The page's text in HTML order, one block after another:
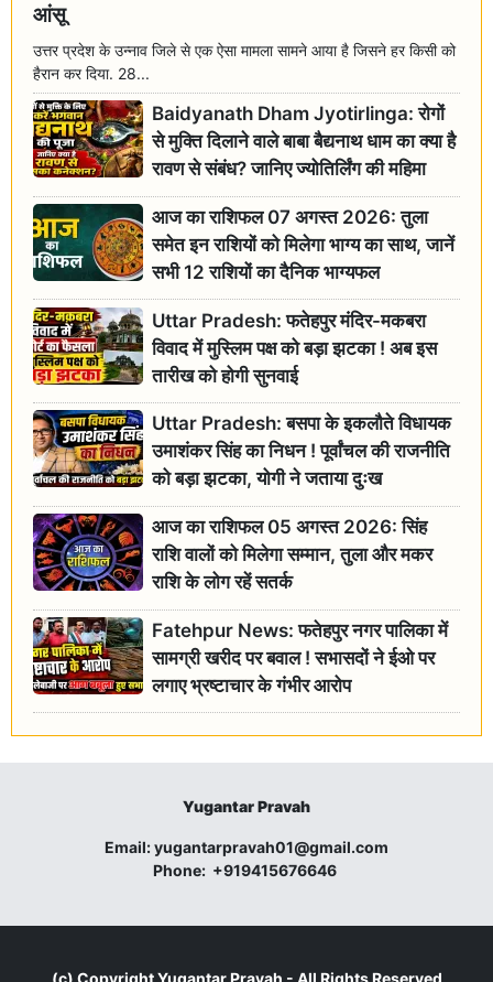
आंसू
उत्तर प्रदेश के उन्नाव जिले से एक ऐसा मामला सामने आया है जिसने हर किसी को
हैरान कर दिया. 28...
Baidyanath Dham Jyotirlinga: रोगों
से मुक्ति दिलाने वाले बाबा बैद्यनाथ धाम का क्या है
रावण से संबंध? जानिए ज्योतिर्लिंग की महिमा
आज का राशिफल 07 अगस्त 2026: तुला
समेत इन राशियों को मिलेगा भाग्य का साथ, जानें
सभी 12 राशियों का दैनिक भाग्यफल
Uttar Pradesh: फतेहपुर मंदिर-मकबरा
विवाद में मुस्लिम पक्ष को बड़ा झटका ! अब इस
तारीख को होगी सुनवाई
Uttar Pradesh: बसपा के इकलौते विधायक
उमाशंकर सिंह का निधन ! पूर्वांचल की राजनीति
को बड़ा झटका, योगी ने जताया दुःख
आज का राशिफल 05 अगस्त 2026: सिंह
राशि वालों को मिलेगा सम्मान, तुला और मकर
राशि के लोग रहें सतर्क
Fatehpur News: फतेहपुर नगर पालिका में
सामग्री खरीद पर बवाल ! सभासदों ने ईओ पर
लगाए भ्रष्टाचार के गंभीर आरोप
Yugantar Pravah
Email:yugantarpravah01@gmail.com
Phone: +919415676646
(c) CopyrightYugantar Pravah - All Rights Reserved